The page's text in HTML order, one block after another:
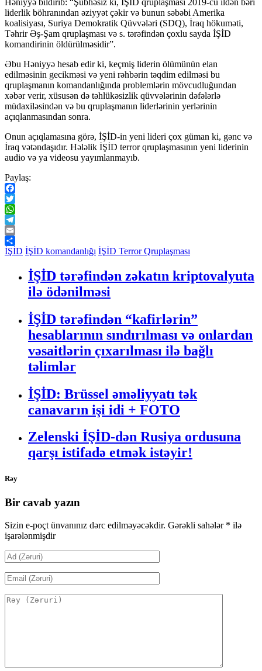
liderlik böhranından əziyyət çəkir və bunun səbəbi Amerika
koalisiyası, Suriya Demokratik Qüvvələri (SDQ), İraq hökuməti,
Təhrir Əş-Şam qruplaşması və s. tərəfindən çoxlu sayda İŞİD
komandirinin öldürülməsidir”.
Əbu Həniyyə hesab edir ki, keçmiş liderin ölümünün elan
edilməsinin gecikməsi və yeni rəhbərin təqdim edilməsi bu
qruplaşmanın komandanlığında problemlərin mövcudluğundan
xəbər verir, xüsusən də təhlükəsizlik qüvvələrinin dəfələrlə
müdaxiləsindən və bu qruplaşmanın liderlərinin yerlərinin
açıqlanmasından sonra.
Onun açıqlamasına görə, İŞİD-in yeni lideri çox güman ki, gənc və
İraq vətəndaşıdır. Hələlik İŞİD terror qruplaşmasının yeni liderinin
audio və ya videosu yayımlanmayıb.
Paylaş:
Facebook
Twitter
WhatsApp
Telegram
Email
Share
İŞİD İŞİD komandanlığı İŞİD Terror Qruplaşması
İŞİD tərəfindən zəkatın kriptovalyuta
ilə ödənilməsi
İŞİD tərəfindən “kafirlərin”
hesablarının sındırılması və onlardan
vəsaitlərin çıxarılması ilə bağlı
təlimlər
İŞİD: Brüssel əməliyyatı tək
canavarın işi idi + FOTO
Zelenski İŞİD-dən Rusiya ordusuna
qarşı istifadə etmək istəyir!
Rəy
Bir cavab yazın
Sizin e-poçt ünvanınız dərc edilməyəcəkdir. Gərəkli sahələr * ilə
işarələnmişdir